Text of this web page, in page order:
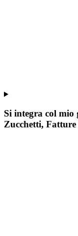
Si integra col mio
Zucchetti,